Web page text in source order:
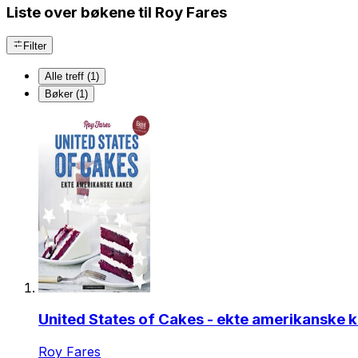
Liste over bøkene til Roy Fares
Filter
Alle treff (1)
Bøker (1)
United States of Cakes - ekte amerikanske
Roy Fares